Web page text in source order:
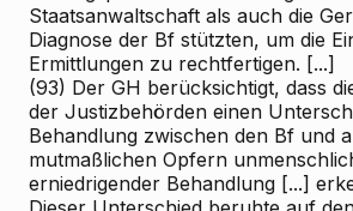
Staatsanwaltschaft als auch die
Diagnose der Bf stützten, um die
Ermittlungen zu rechtfertigen. [...]
(93) Der GH berücksichtigt, dass
der Justizbehörden einen
Behandlung zwischen den Bf und
mutmaßlichen Opfern
erniedrigender Behandlung [...]